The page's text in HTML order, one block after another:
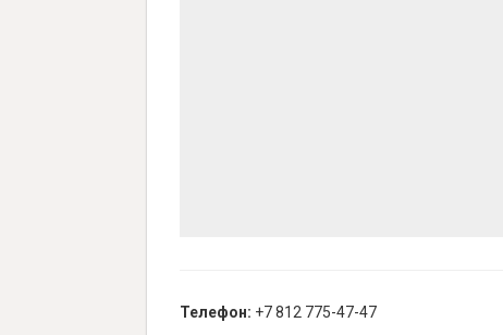
Телефон: +7 812 775-47-47